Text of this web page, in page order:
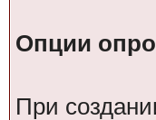
Опции
При